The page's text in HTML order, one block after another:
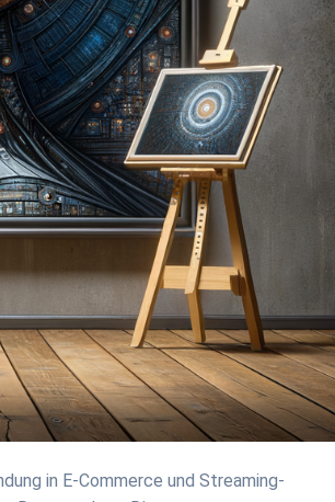
in E-Commerce und Streaming-